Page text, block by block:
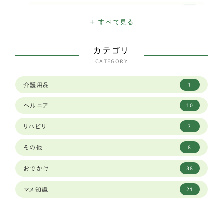
ペキニーズ 1
ポメラニアン 8
マルチーズ 3
ミニチュアピンシャー 5
ヨークシャーテリア 5
+ すべて見る
カテゴリ
CATEGORY
介護用品 1
ヘルニア 10
リハビリ 7
その他 8
おでかけ 38
マメ知識 21